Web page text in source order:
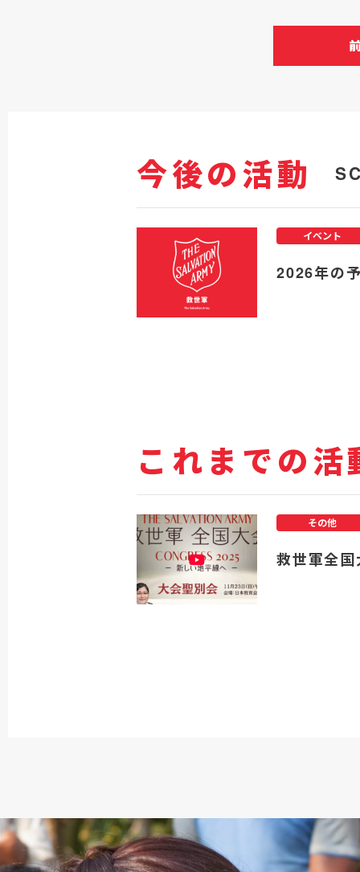
今後の活動
2026年の
イベント
これまでの活
救世軍全
その他